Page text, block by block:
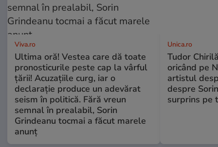
Viva.ro
Ultima oră! Vestea care dă toate
pronosticurile peste cap la vârful
țării! Acuzațiile curg, iar o
declarație produce un adevărat
seism în politică. Fără vreun
semnal în prealabil, Sorin
Grindeanu tocmai a făcut marele
anunț
Unica.ro
Tudor
oricând pe
artistul
despre
surprins pe